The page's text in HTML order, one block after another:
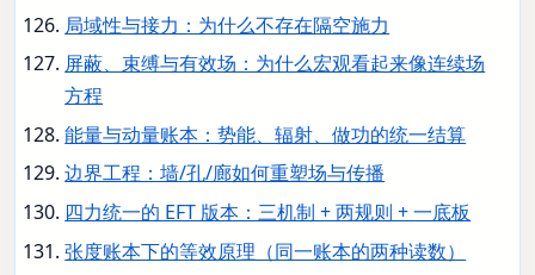
局域性与接力：为什么不存在隔空施力
屏蔽、束缚与有效场：为什么宏观看起来像连续场
方程
能量与动量账本：势能、辐射、做功的统一结算
边界工程：墙/孔/廊如何重塑场与传播
四力统一的 EFT 版本：三机制 + 两规则 + 一底板
张度账本下的等效原理（同一账本的两种读数）